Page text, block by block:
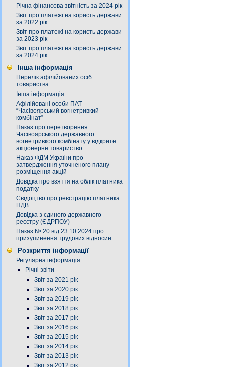
Річна фінансова звітність за 2024 рік
Звіт про платежі на користь держави
за 2022 рік
Звіт про платежі на користь держави
за 2023 рік
Звіт про платежі на користь держави
за 2024 рік
Інша інформація
Перелік афілійованих осіб
товариства
Інша інформація
Афілійовані особи ПАТ
“Часівоярський вогнетривкий
комбінат”
Наказ про перетворення
Часівоярського державного
вогнетривкого комбінату у відкрите
акціонерне товариство
Наказ ФДМ України про
затвердження уточненого плану
розміщення акцій
Довідка про взяття на облік платника
податку
Свідоцтво про реєстрацію платника
ПДВ
Довідка з єдиного державного
реєстру (ЄДРПОУ)
Наказ № 20 від 23.10.2024 про
призупинення трудових відносин
Розкриття інформації
Регулярна інформація
Річні звіти
Звіт за 2021 рік
Звіт за 2020 рік
Звіт за 2019 рік
Звіт за 2018 рік
Звіт за 2017 рік
Звіт за 2016 рік
Звіт за 2015 рік
Звіт за 2014 рік
Звіт за 2013 рік
Звіт за 2012 рік